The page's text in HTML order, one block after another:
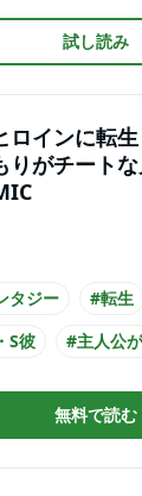
試し読み
インに転生
がチート
タジー
#転生
S彼
#主人公
無料で読む